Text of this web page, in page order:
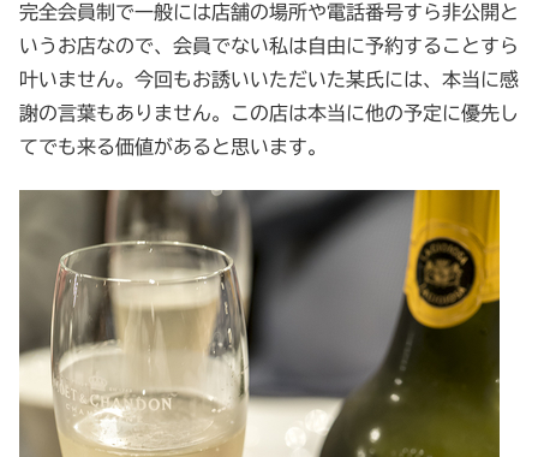
完全会員制で一般には店舗の場所や電話番号すら非公開と
いうお店なので、会員でない私は自由に予約することすら
叶いません。今回もお誘いいただいた某氏には、本当に感
謝の言葉もありません。この店は本当に他の予定に優先し
てでも来る価値があると思います。